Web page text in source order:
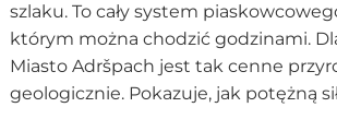
szlaku. To cały system
którym można chodzić godzinami.
Miasto Adršpach jest tak cenne
geologicznie. Pokazuje, jak potężną